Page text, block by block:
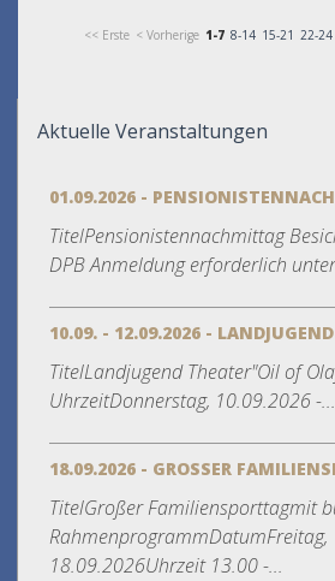
<< Erste < Vorherige 1-7 8-14 15-21 22-24
Aktuelle Veranstaltungen
01.09.2026 -
TitelPensionistennachmittag
DPB Anmeldung erforderlich
10.09. - 12.09.2026 -
TitelLandjugend Theater"Oil of
UhrzeitDonnerstag, 10.09.2026 -...
18.09.2026 - GROSSER
TitelGroßer Familiensporttagmit
RahmenprogrammDatumFreitag,
18.09.2026Uhrzeit 13.00 -...